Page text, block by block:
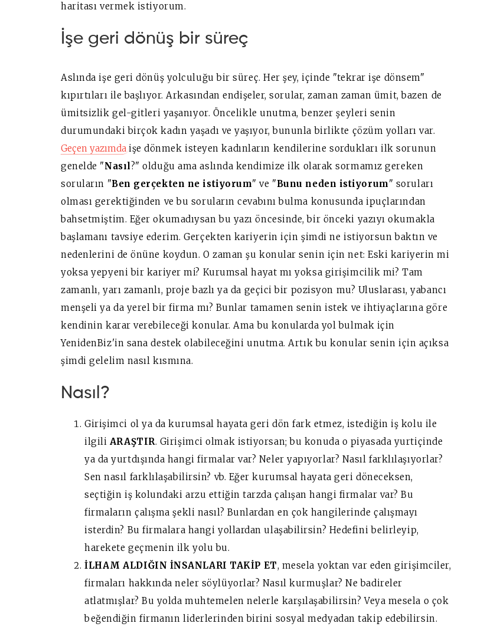
haritası vermek istiyorum.
İşe geri dönüş bir süreç
Aslında işe geri dönüş yolculuğu bir süreç. Her şey, içinde "tekrar işe dönsem"
kıpırtıları ile başlıyor. Arkasından endişeler, sorular, zaman zaman ümit, bazen de
ümitsizlik gel-gitleri yaşanıyor. Öncelikle unutma, benzer şeyleri senin
durumundaki birçok kadın yaşadı ve yaşıyor, bununla birlikte çözüm yolları var.
Geçen yazımdaişe dönmek isteyen kadınların kendilerine sordukları ilk sorunun
genelde "Nasıl?" olduğu ama aslında kendimize ilk olarak sormamız gereken
soruların "Ben gerçekten ne istiyorum" ve "Bunu neden istiyorum" soruları
olması gerektiğinden ve bu soruların cevabını bulma konusunda ipuçlarından
bahsetmiştim. Eğer okumadıysan bu yazı öncesinde, bir önceki yazıyı okumakla
başlamanı tavsiye ederim. Gerçekten kariyerin için şimdi ne istiyorsun baktın ve
nedenlerini de önüne koydun. O zaman şu konular senin için net: Eski kariyerin mi
yoksa yepyeni bir kariyer mi? Kurumsal hayat mı yoksa girişimcilik mi? Tam
zamanlı, yarı zamanlı, proje bazlı ya da geçici bir pozisyon mu? Uluslarası, yabancı
menşeli ya da yerel bir firma mı? Bunlar tamamen senin istek ve ihtiyaçlarına göre
kendinin karar verebileceği konular. Ama bu konularda yol bulmak için
YenidenBiz'in sana destek olabileceğini unutma. Artık bu konular senin için açıksa
şimdi gelelim nasıl kısmına.
Nasıl?
Girişimci ol ya da kurumsal hayata geri dön fark etmez, istediğin iş kolu ile
ilgili ARAŞTIR. Girişimci olmak istiyorsan; bu konuda o piyasada yurtiçinde
ya da yurtdışında hangi firmalar var? Neler yapıyorlar? Nasıl farklılaşıyorlar?
Sen nasıl farklılaşabilirsin? vb. Eğer kurumsal hayata geri döneceksen,
seçtiğin iş kolundaki arzu ettiğin tarzda çalışan hangi firmalar var? Bu
firmaların çalışma şekli nasıl? Bunlardan en çok hangilerinde çalışmayı
isterdin? Bu firmalara hangi yollardan ulaşabilirsin? Hedefini belirleyip,
harekete geçmenin ilk yolu bu.
İLHAM ALDIĞIN İNSANLARI TAKİP ET, mesela yoktan var eden girişimciler,
firmaları hakkında neler söylüyorlar? Nasıl kurmuşlar? Ne badireler
atlatmışlar? Bu yolda muhtemelen nelerle karşılaşabilirsin? Veya mesela o çok
beğendiğin firmanın liderlerinden birini sosyal medyadan takip edebilirsin.